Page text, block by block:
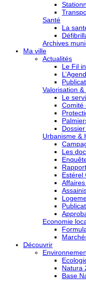
Santé
La
Archives
Ma ville
Actualités
Le Fil
Valorisation
Le
Comité
Dossier
Urbanisme &
Les
Estérel
Economie
Découvrir
Natura
Base